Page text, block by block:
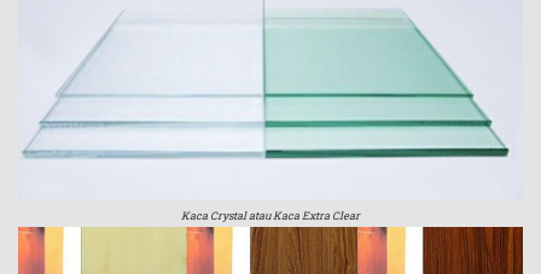
Kaca Crystal atau Kaca Extra Clear